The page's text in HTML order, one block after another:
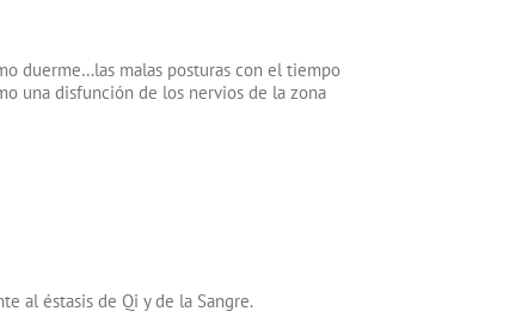
duerme…las malas posturas con el tiempo
una disfunción de los nervios de la zona
al éstasis de Qi y de la Sangre.